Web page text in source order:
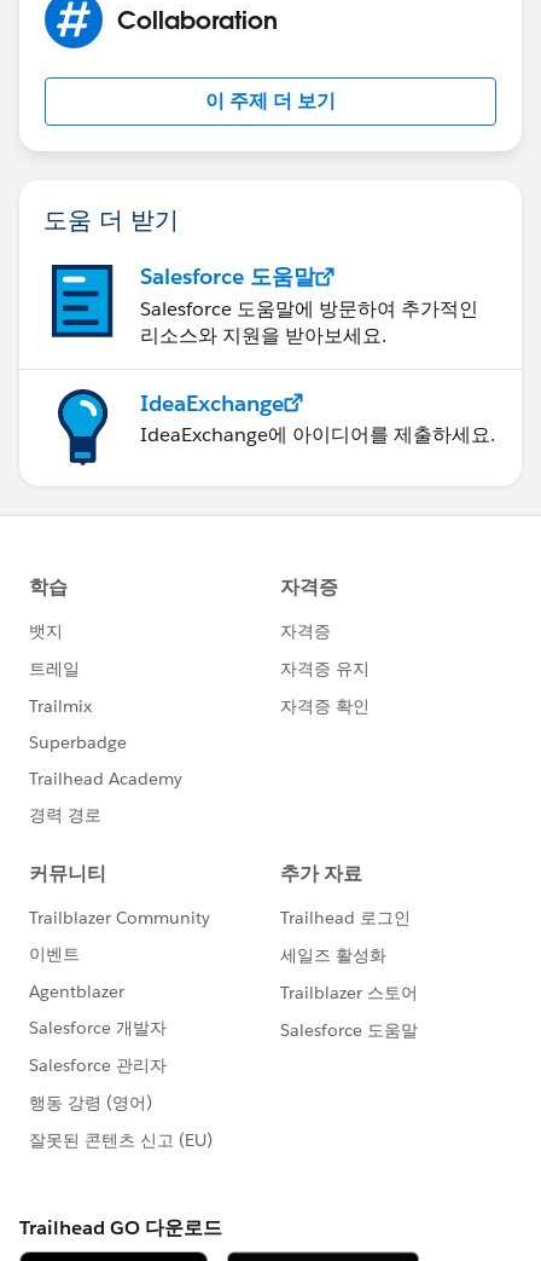
Collaboration
이 주제 더 보기
도움 더 받기
Salesforce 도움말
Salesforce 도움말에 방문하여 추가적인
리소스와 지원을 받아보세요.
IdeaExchange
IdeaExchange에 아이디어를 제출하세요.